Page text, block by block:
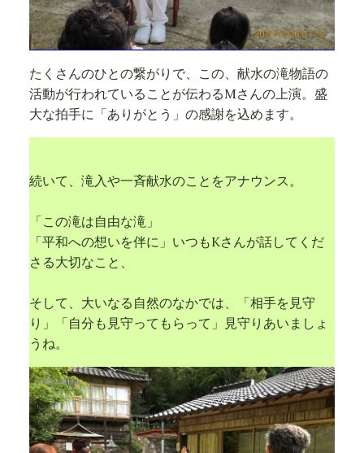
たくさんのひとの繋がりで、この、献水の滝物語の
活動が行われていることが伝わるMさんの上演。盛
大な拍手に「ありがとう」の感謝を込めます。
続いて、滝入や一斉献水のことをアナウンス。
「この滝は自由な滝」
「平和への想いを伴に」いつもKさんが話してくだ
さる大切なこと、
そして、大いなる自然のなかでは、「相手を見守
り」「自分も見守ってもらって」見守りあいましょ
うね。